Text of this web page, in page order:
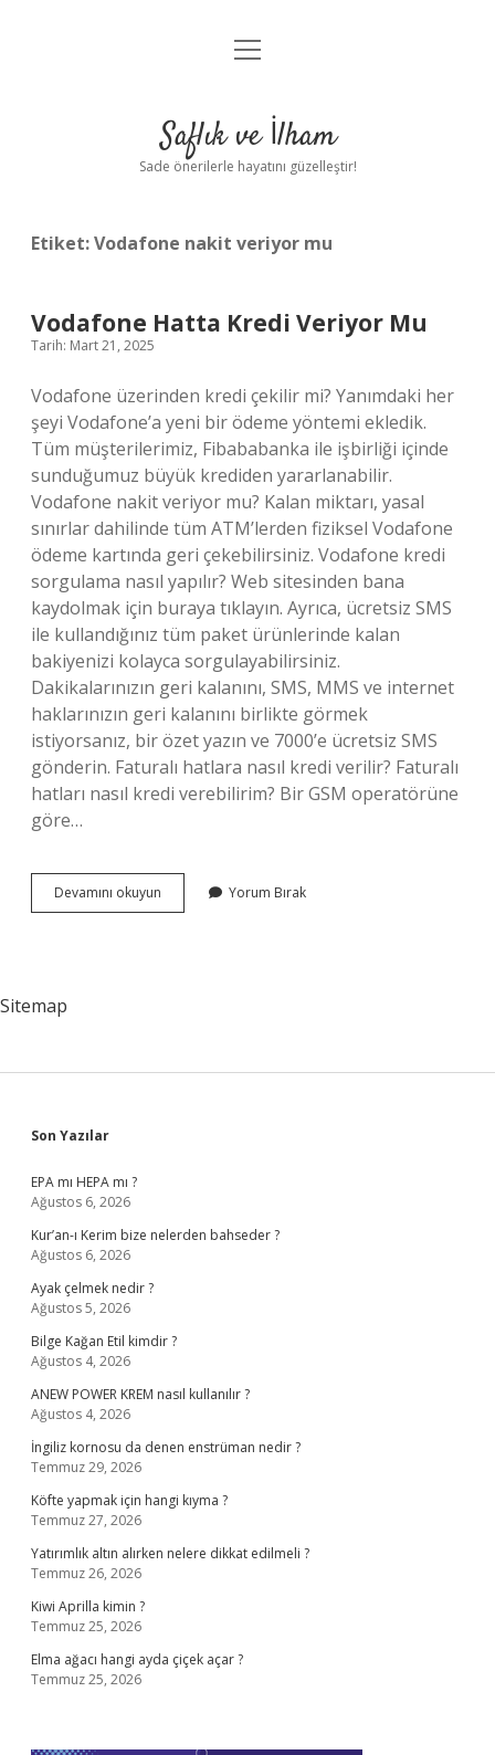
Anasayfa
Yasal Uyarı
menüyü
Saflık ve İlham
Sade önerilerle hayatını güzelleştir!
Etiket:Vodafone nakit veriyor mu
Vodafone Hatta Kredi Veriyor Mu
Tarih: Mart 21, 2025
Vodafone üzerinden kredi çekilir mi? Yanımdaki her
şeyi Vodafone’a yeni bir ödeme yöntemi ekledik.
Tüm müşterilerimiz, Fibababanka ile işbirliği içinde
sunduğumuz büyük krediden yararlanabilir.
Vodafone nakit veriyor mu? Kalan miktarı, yasal
sınırlar dahilinde tüm ATM’lerden fiziksel Vodafone
ödeme kartında geri çekebilirsiniz. Vodafone kredi
sorgulama nasıl yapılır? Web sitesinden bana
kaydolmak için buraya tıklayın. Ayrıca, ücretsiz SMS
ile kullandığınız tüm paket ürünlerinde kalan
bakiyenizi kolayca sorgulayabilirsiniz.
Dakikalarınızın geri kalanını, SMS, MMS ve internet
haklarınızın geri kalanını birlikte görmek
istiyorsanız, bir özet yazın ve 7000’e ücretsiz SMS
gönderin. Faturalı hatlara nasıl kredi verilir? Faturalı
hatları nasıl kredi verebilirim? Bir GSM operatörüne
göre…
Devamını okuyun Vodafone
Hatta
Yorum Bırak
Sitemap
Sidebar
Son Yazılar
EPA mı HEPA mı ?
Ağustos 6, 2026
Kur’an-ı Kerim bize nelerden bahseder ?
Ağustos 6, 2026
Ayak çelmek nedir ?
Ağustos 5, 2026
Bilge Kağan Etil kimdir ?
Ağustos 4, 2026
ANEW POWER KREM nasıl kullanılır ?
Ağustos 4, 2026
İngiliz kornosu da denen enstrüman nedir ?
Temmuz 29, 2026
Köfte yapmak için hangi kıyma ?
Temmuz 27, 2026
Yatırımlık altın alırken nelere dikkat edilmeli ?
Temmuz 26, 2026
Kiwi Aprilla kimin ?
Temmuz 25, 2026
Elma ağacı hangi ayda çiçek açar ?
Temmuz 25, 2026